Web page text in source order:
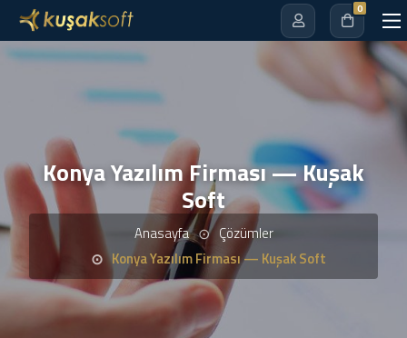
0
Konya Yazılım Firması — Kuşak
Soft
Anasayfa
Çözümler
Konya Yazılım Firması — Kuşak Soft